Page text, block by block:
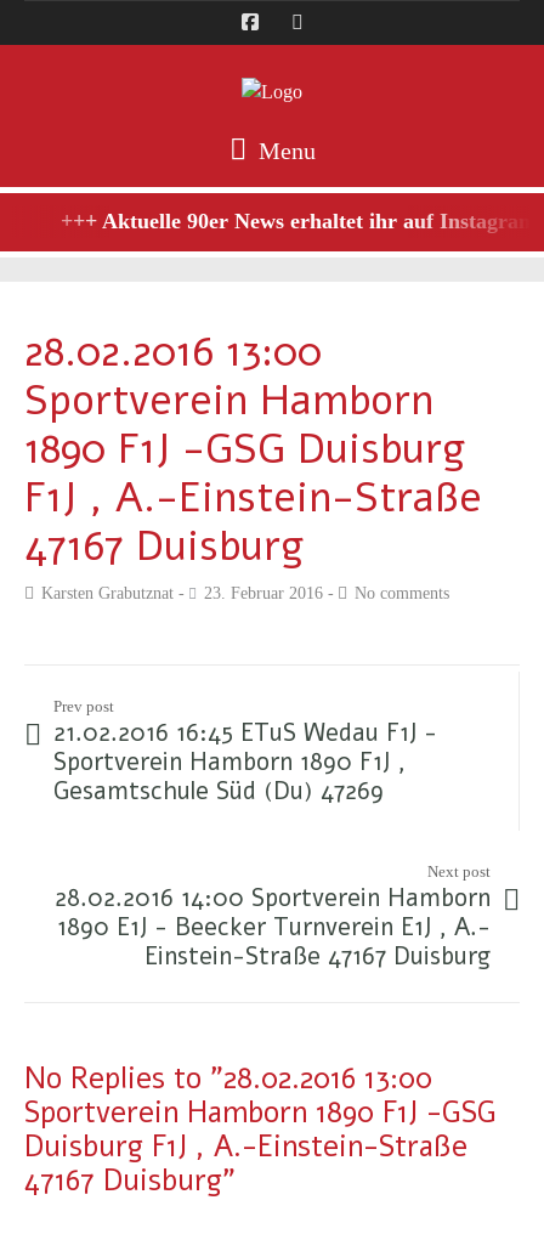
Menu
+++ Aktuelle 90er News erhaltet ihr auf
28.02.2016 13:00
Sportverein Hamborn
1890 F1J -GSG Duisburg
F1J , A.-Einstein-Straße
47167 Duisburg
Karsten Grabutznat 23. Februar 2016 No comments
Prev post
21.02.2016 16:45 ETuS Wedau F1J -
Sportverein Hamborn 1890 F1J ,
Gesamtschule Süd (Du) 47269
Next post
28.02.2016 14:00 Sportverein Hamborn
1890 E1J - Beecker Turnverein E1J , A.-
Einstein-Straße 47167 Duisburg
No Replies to "28.02.2016 13:00
Sportverein Hamborn 1890 F1J -GSG
Duisburg F1J , A.-Einstein-Straße
47167 Duisburg"